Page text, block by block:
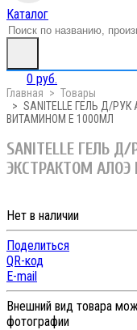
Каталог
0 руб.
Главная
Товары
SANITELLE ГЕЛЬ Д/
ВИТАМИНОМ Е 1000МЛ
SANITELLE ГЕЛЬ
ЭКСТРАКТОМ
Нет в наличии
Поделиться
QR-код
E-mail
Внешний вид товара
фотографии